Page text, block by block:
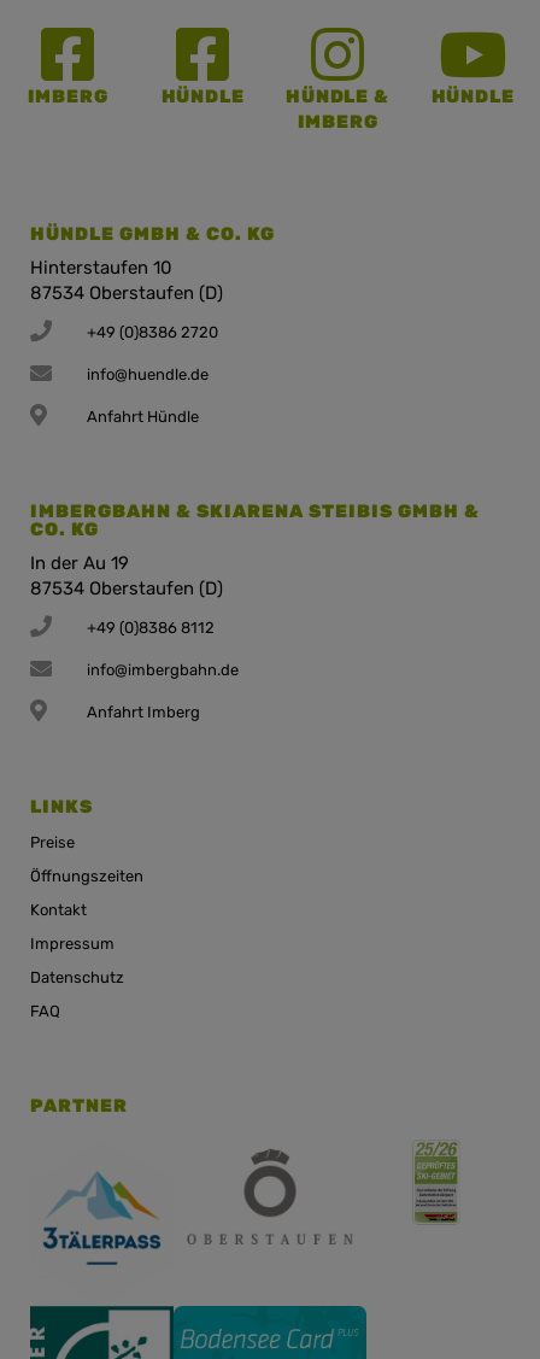
IMBERG HÜNDLE
HÜNDLE &
IMBERG
HÜNDLE
HÜNDLE GMBH & CO. KG
Hinterstaufen 10
87534 Oberstaufen (D)
+49 (0)8386 2720
info@huendle.de
Anfahrt Hündle
IMBERGBAHN & SKIARENA STEIBIS GMBH &
CO. KG
In der Au 19
87534 Oberstaufen (D)
+49 (0)8386 8112
info@imbergbahn.de
Anfahrt Imberg
LINKS
Preise
Öffnungszeiten
Kontakt
Impressum
Datenschutz
FAQ
PARTNER